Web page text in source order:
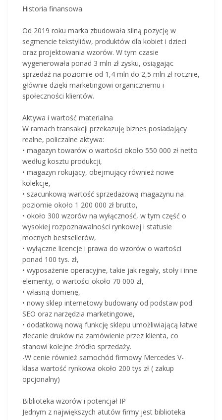
Historia finansowa
Od 2019 roku marka zbudowała silną pozycję w
segmencie tekstyliów, produktów dla kobiet i dzieci
oraz projektowania wzorów. W tym czasie
wygenerowała ponad 3 mln zł zysku, osiągając
sprzedaż na poziomie od 1,4 mln do 2,5 mln zł rocznie,
głównie dzięki marketingowi organicznemu i
społeczności klientów.
Aktywa i wartość materialna
W ramach transakcji przekazuję biznes posiadający
realne, policzalne aktywa:
• magazyn towarów o wartości około 550 000 zł netto
według kosztu produkcji,
• magazyn rokujący, obejmujący również nowe
kolekcje,
• szacunkową wartość sprzedażową magazynu na
poziomie około 1 200 000 zł brutto,
• około 300 wzorów na wyłączność, w tym część o
wysokiej rozpoznawalności rynkowej i statusie
mocnych bestsellerów,
• wyłączne licencje i prawa do wzorów o wartości
ponad 100 tys. zł,
• wyposażenie operacyjne, takie jak regały, stoły i inne
elementy, o wartości około 70 000 zł,
• własną domenę,
• nowy sklep internetowy budowany od podstaw pod
SEO oraz narzędzia marketingowe,
• dodatkową nową funkcję sklepu umożliwiającą łatwe
zlecanie druków na zamówienie przez klienta, co
stanowi kolejne źródło sprzedaży.
-W cenie również samochód firmowy Mercedes V-
klasa wartość rynkowa około 200 tys zł ( zakup
opcjonalny)
Biblioteka wzorów i potencjał IP
Jednym z największych atutów firmy jest biblioteka